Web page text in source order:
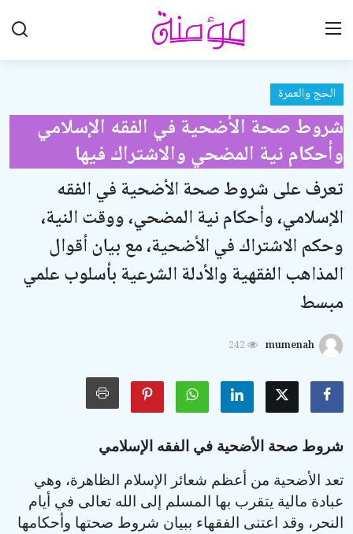
تواصل معنا
تعاون معنا
الرئيسية
العقيدة الإسلامية
علوم القرآن الكريم
الطهارة والعبادات
الخطوبة والزواج والطلاق
اللباس والزينة
الأدعية والأذكار
السيرة النبوية والتاريخ الإسلامي
مسائل فقهية وفتاوى معاصرة
مسائل خاصة بالمرأة
تربية الأبناء
الحج والعمرة
شروط صحة الأضحية في الفقه الإسلامي
وأحكام نية المضحي والاشتراك فيها
تعرف على شروط صحة الأضحية في الفقه
الإسلامي، وأحكام نية المضحي، ووقت النية،
وحكم الاشتراك في الأضحية، مع بيان أقوال
المذاهب الفقهية والأدلة الشرعية بأسلوب علمي
مبسط
mumenah
شروط صحة الأضحية في الفقه الإسلامي
تعد الأضحية من أعظم شعائر الإسلام الظاهرة، وهي
عبادة مالية يتقرب بها المسلم إلى الله تعالى في أيام
النحر، وقد اعتنى الفقهاء ببيان شروط صحتها وأحكامها